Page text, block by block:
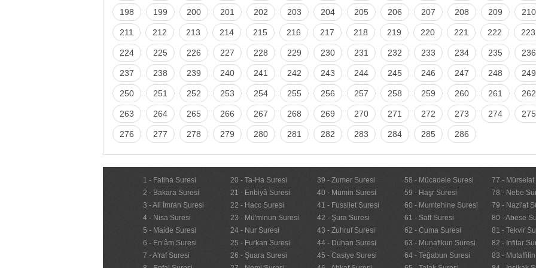
198 199 200 201 202 203 204 205 206 207 208 209 210
211 212 213 214 215 216 217 218 219 220 221 222 223
224 225 226 227 228 229 230 231 232 233 234 235 236
237 238 239 240 241 242 243 244 245 246 247 248 249
250 251 252 253 254 255 256 257 258 259 260 261 262
263 264 265 266 267 268 269 270 271 272 273 274 275
276 277 278 279 280 281 282 283 284 285 286
1 - Fatiha Suresi
2 - Bakara Suresi
3 - Ali İmran Suresi
4 - Nisa Suresi
5 - Maide Suresi
6 - En’âm Suresi
7 - A'raf Suresi
20 - Ta-Ha Suresi
21 - Enbiyâ Suresi
22 - Hacc Suresi
23 - Mü'minun Suresi
24 - Nur Suresi
25 - Furkan Suresi
26 - Şuara Suresi
39 - Zumer Suresi
40 - Mümin Suresi
41 - Fussilet Suresi
42 - Şura Suresi
43 - Zuhruf Suresi
44 - Duhan Suresi
45 - Casiye Suresi
58 - Mücadele Suresi
59 - Haşr Suresi
60 - Mumtehine Suresi
61 - Saff Suresi
62 - Cuma Suresi
63 - Munafikun Suresi
64 - Teğabun Suresi
77 - Mürselat
78 - Nebe
79 - Nazi'at
80 - Abese
81 - Tekvir
82 - İnfitar
83 -